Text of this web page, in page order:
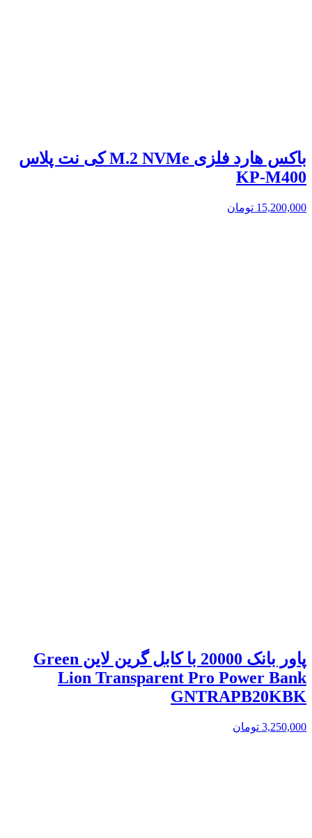
باکس هارد فلزی M.2 NVMe کی نت پلاس
KP-M400
15,200,000 تومان
پاور بانک 20000 با کابل گرین لاین Green
Lion Transparent Pro Power Bank
GNTRAPB20KBK
3,250,000 تومان